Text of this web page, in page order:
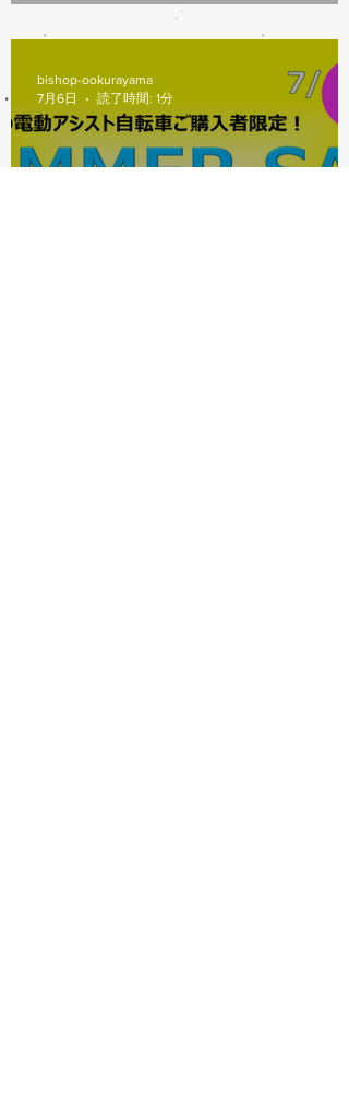
7/31営業時間変更
bishop-ookurayama
7月6日
読了時間: 1分